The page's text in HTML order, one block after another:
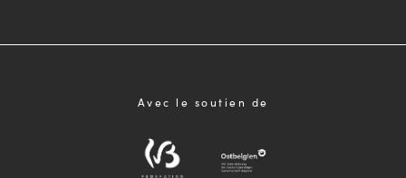
Avec le soutien de